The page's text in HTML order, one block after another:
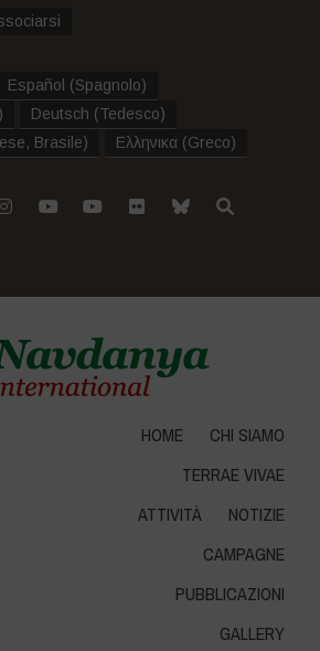
Español (Spagnolo)
) Deutsch (Tedesco)
Brasile) Ελληνικα (Greco)
HOME
CHI SIAMO
TERRAE VIVAE
ATTIVITÀ
NOTIZIE
CAMPAGNE
PUBBLICAZIONI
GALLERY